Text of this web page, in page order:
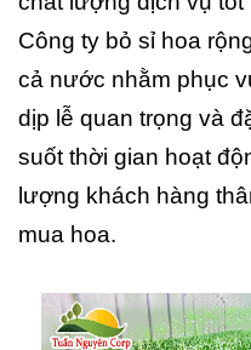
Công ty bỏ sỉ hoa
cả nước nhằm phục
dịp lễ quan trọng và
suốt thời gian hoạt
lượng khách hàng
mua hoa.